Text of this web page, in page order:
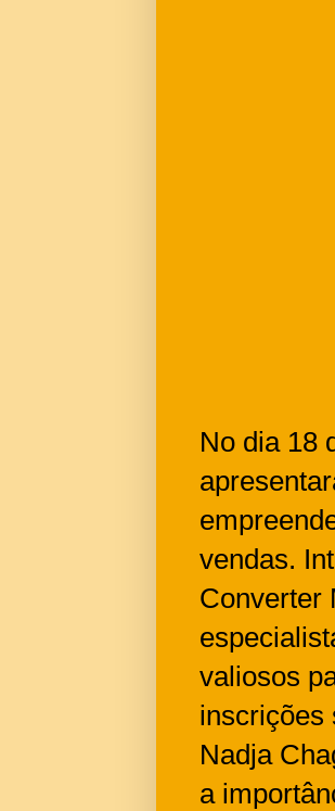
No dia 18
vendas.
Converter
valiosos
inscrições
Nadja
a